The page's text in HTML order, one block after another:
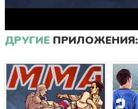
ДРУГИЕ ПРИЛОЖЕНИЯ: